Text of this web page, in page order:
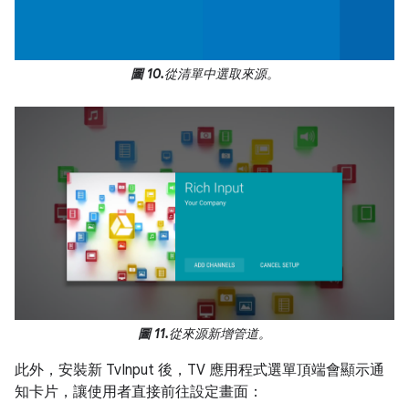
圖 10.從清單中選取來源。
圖 11.從來源新增管道。
此外，安裝新 TvInput 後，TV 應用程式選單頂端會顯示通
知卡片，讓使用者直接前往設定畫面：